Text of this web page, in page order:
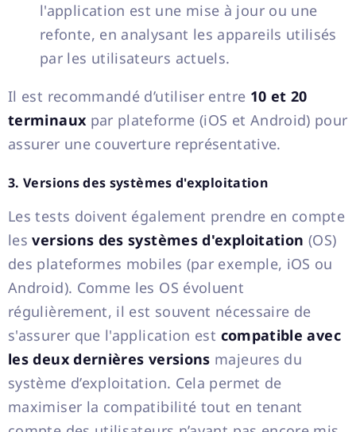
l'application est une mise à jour ou une
refonte, en analysant les appareils utilisés
par les utilisateurs actuels.
Il est recommandé d’utiliser entre 10 et 20
terminaux par plateforme (iOS et Android) pour
assurer une couverture représentative.
3. Versions des systèmes d'exploitation
Les tests doivent également prendre en compte
lesversions des systèmes d'exploitation (OS)
des plateformes mobiles (par exemple, iOS ou
Android). Comme les OS évoluent
régulièrement, il est souvent nécessaire de
s'assurer que l'application est compatible avec
les deux dernières versions majeures du
système d’exploitation. Cela permet de
maximiser la compatibilité tout en tenant